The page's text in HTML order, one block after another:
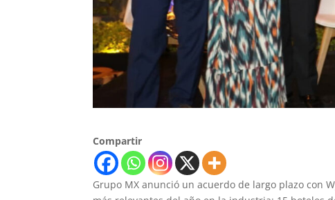
Compartir
Grupo MX anunció un acuerdo de largo plazo con